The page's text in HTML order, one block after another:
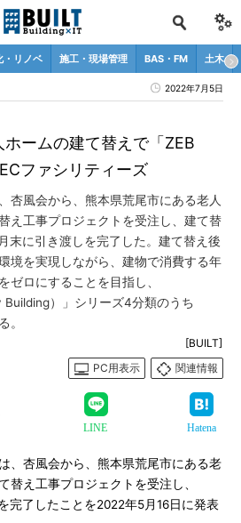
・リノベ 施工・現場管理 BAS・FM 土木
2022年7月5日
ームの建て替えで「ZEB
ファシリティーズ
杏風会から、熊本県荒尾市にある老人
え工事プロジェクトを受注し、建て替
末に引き渡しを完了した。建て替え後
境を実現しながら、建物で消費する年
ゼロにすることを目指し、
Building）」シリーズ4分類のうち
。
[BUILT]
PC用表示
関連情報
LINE Hatena
、杏風会から、熊本県荒尾市にある老
替え工事プロジェクトを受注し、
完了したことを2022年5月16日に発表